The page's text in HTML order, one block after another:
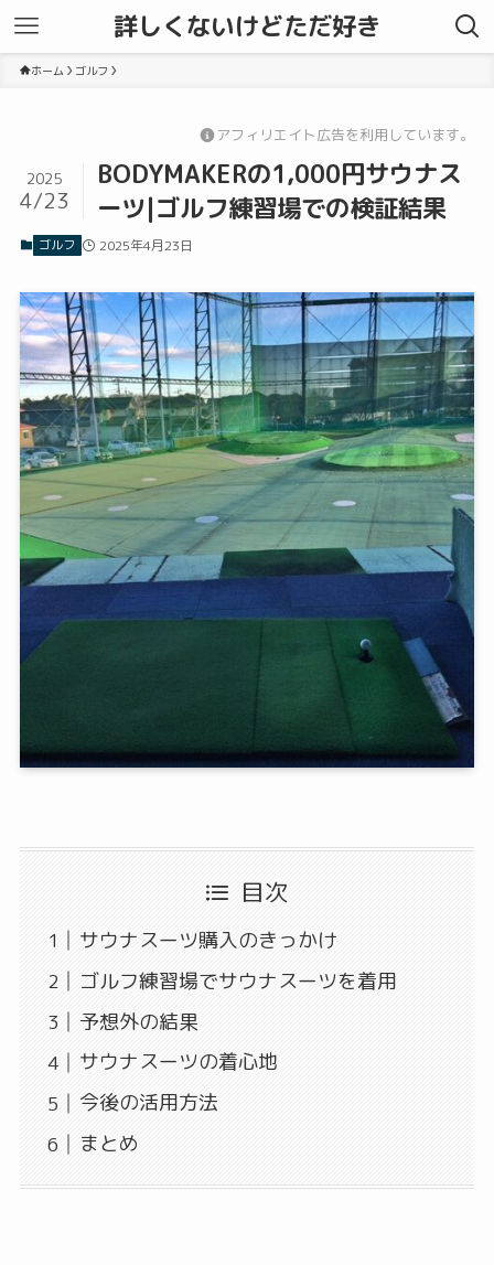
詳しくないけどただ好き
ホーム ゴルフ
アフィリエイト広告を利用しています。
BODYMAKERの1,000円サウナス
ーツ|ゴルフ練習場での検証結果
2025
4/23
ゴルフ 2025年4月23日
目次
サウナスーツ購入のきっかけ
ゴルフ練習場でサウナスーツを着用
予想外の結果
サウナスーツの着心地
今後の活用方法
まとめ